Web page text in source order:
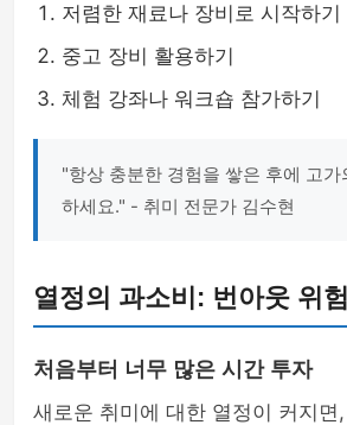
저렴한 재료나 장비로 시작하기
중고 장비 활용하기
체험 강좌나 워크숍 참가하기
"항상 충분한 경험을 쌓은 후에 고가
하세요." - 취미 전문가 김수현
열정의 과소비: 번아웃 위험
처음부터 너무 많은 시간 투자
새로운 취미에 대한 열정이 커지면